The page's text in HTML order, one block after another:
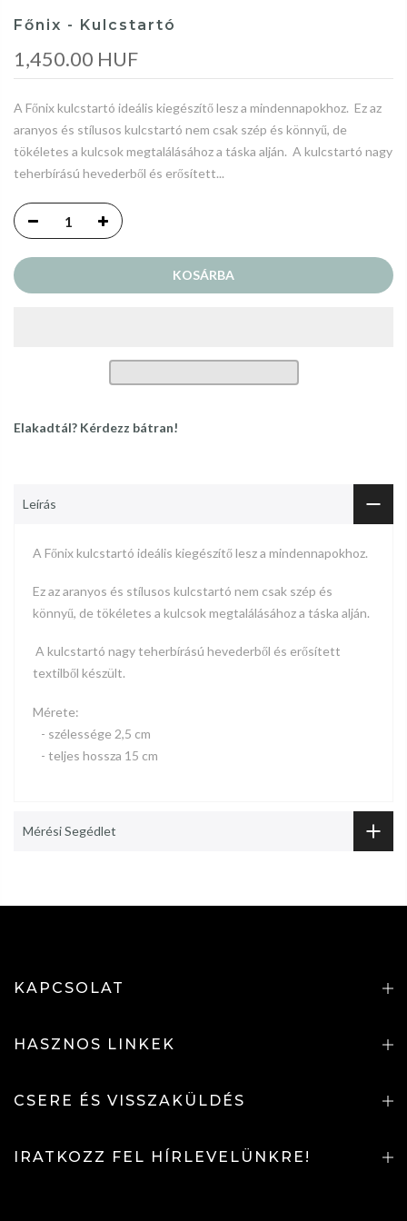
Főnix - Kulcstartó
1,450.00 HUF
A Főnix kulcstartó ideális kiegészítő lesz a mindennapokhoz. Ez az
aranyos és stílusos kulcstartó nem csak szép és könnyű, de
tökéletes a kulcsok megtalálásához a táska alján. A kulcstartó nagy
teherbírású hevederből és erősített...
KOSÁRBA
Elakadtál? Kérdezz bátran!
Leírás
A Főnixkulcstartó ideális kiegészítő lesz a mindennapokhoz.
Ez az aranyos és stílusos kulcstartó nem csak szép és
könnyű, de tökéletes a kulcsok megtalálásához a táska alján.
A kulcstartó nagy teherbírású hevederből és erősített
textilből készült.
Mérete:
- szélessége 2,5 cm
- teljes hossza 15 cm
Mérési Segédlet
KAPCSOLAT
HASZNOS LINKEK
CSERE ÉS VISSZAKÜLDÉS
IRATKOZZ FEL HÍRLEVELÜNKRE!